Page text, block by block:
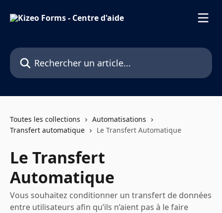
Rechercher un article...
Toutes les collections
Automatisations
Transfert automatique
Le Transfert Automatique
Le Transfert
Automatique
Vous souhaitez conditionner un transfert de données
entre utilisateurs afin qu’ils n’aient pas à le faire